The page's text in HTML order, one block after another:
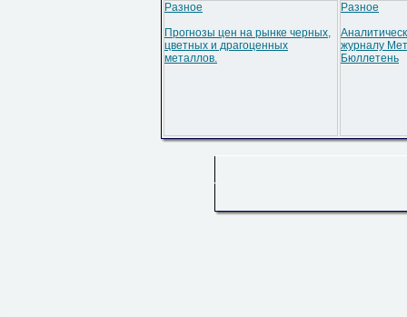
Разное
Прогнозы цен на рынке черных,
цветных и драгоценных
металлов.
Разное
журналу
Бюллетень